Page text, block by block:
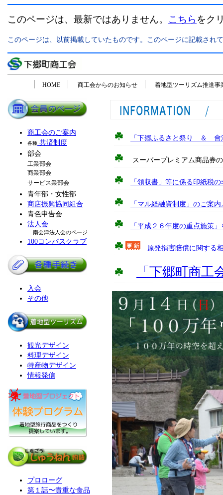
このページは、最新ではありません。 こちら をク
このページは、以前掲載していたものです。このページに記載され
HOME 商工会からのお知らせ 着地型ツーリズム推進事
「下郷ふるさと祭り ＆ 會
スーパープレミアム商品券の
「領収書」等に係る印紙税
「マル経融資制度」のご案内
「平成２６年度の重点施策
原発損害賠償に関する
「下郷町商
商工会のご案内
各種 共済制度
部会
工業部会
商業部会
サービス業部会
青年部・女性部
商店振興協同組合
青色申告会
法人会
南会津法人会のページ
100コンパスクラブ
入会
その他
観光デザイン
料理デザイン
特産物デザイン
情報発信
プロローグ
第１話〜貴重な食品